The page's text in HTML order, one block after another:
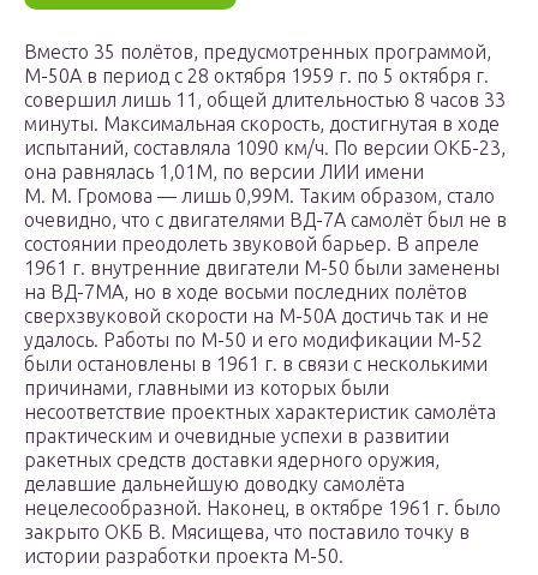
Вместо 35 полётов, предусмотренных программой,
М-50А в период с 28 октября 1959 г. по 5 октября г.
совершил лишь 11, общей длительностью 8 часов 33
минуты. Максимальная скорость, достигнутая в ходе
испытаний, составляла 1090 км/ч. По версии ОКБ-23,
она равнялась 1,01М, по версии ЛИИ имени
М. М. Громова — лишь 0,99М. Таким образом, стало
очевидно, что с двигателями ВД-7А самолёт был не в
состоянии преодолеть звуковой барьер. В апреле
1961 г. внутренние двигатели М-50 были заменены
на ВД-7МА, но в ходе восьми последних полётов
сверхзвуковой скорости на М-50А достичь так и не
удалось. Работы по М-50 и его модификации М-52
были остановлены в 1961 г. в связи с несколькими
причинами, главными из которых были
несоответствие проектных характеристик самолёта
практическим и очевидные успехи в развитии
ракетных средств доставки ядерного оружия,
делавшие дальнейшую доводку самолёта
нецелесообразной. Наконец, в октябре 1961 г. было
закрыто ОКБ В. Мясищева, что поставило точку в
истории разработки проекта М-50.